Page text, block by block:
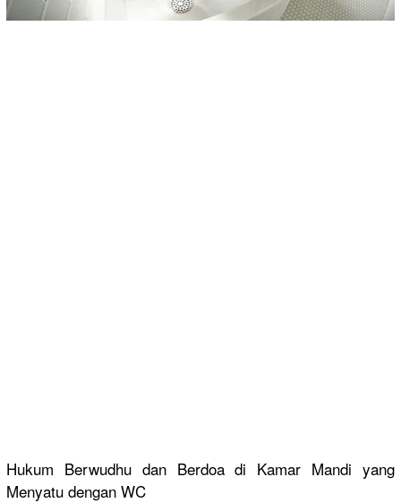
Hukum Berwudhu dan Berdoa di Kamar Mandi yang
Menyatu dengan WC